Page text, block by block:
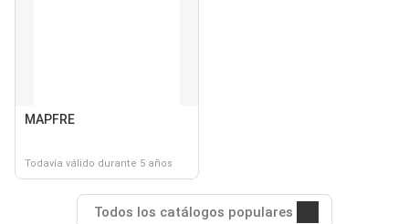
MAPFRE
Todavía válido durante 5 años
Todos los catálogos populares